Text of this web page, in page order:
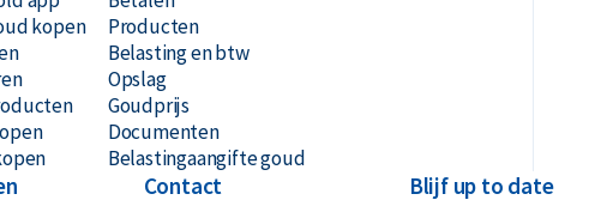
kopen
Producten
Belasting en btw
Opslag
Goudprijs
Documenten
Belastingaangifte goud
Contact Blijf up to date